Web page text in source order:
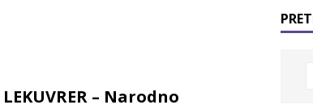
– Nаrodno